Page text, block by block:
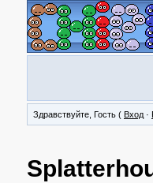
Здравствуйте, Гость ( Вход ·